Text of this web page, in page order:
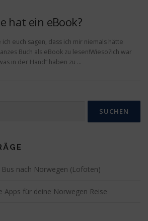
hat ein eBook?
euch sagen, dass ich mir niemals hätte
Buch als eBook zu lesen!Wieso?Ich war
in der Hand“ haben zu …
nach Norwegen (Lofoten)
Apps für deine Norwegen Reise